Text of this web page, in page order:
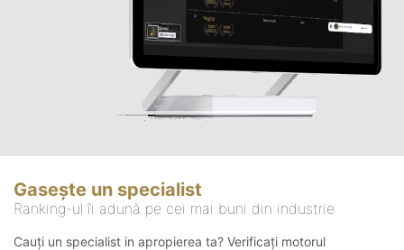
Gasește un specialist
Ranking-ul îi adună pe cei mai buni din industrie
Cauți un specialist in apropierea ta? Verificați motorul